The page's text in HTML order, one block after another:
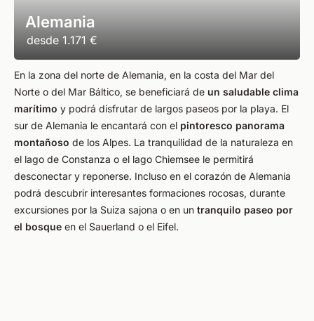
Alemania
desde 1.171 €
En la zona del norte de Alemania, en la costa del Mar del
Norte o del Mar Báltico, se beneficiará de un saludable clima
marítimo y podrá disfrutar de largos paseos por la playa. El
sur de Alemania le encantará con el pintoresco panorama
montañoso de los Alpes. La tranquilidad de la naturaleza en
el lago de Constanza o el lago Chiemsee le permitirá
desconectar y reponerse. Incluso en el corazón de Alemania
podrá descubrir interesantes formaciones rocosas, durante
excursiones por la Suiza sajona o en un tranquilo paseo por
el bosque en el Sauerland o el Eifel.